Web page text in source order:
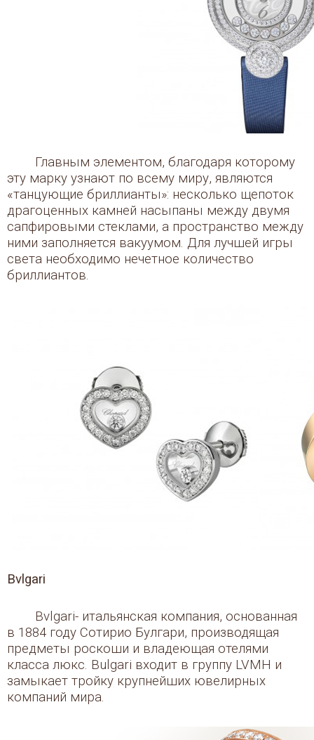
Главным элементом, благодаря которому
эту марку узнают по всему миру, являются
«танцующие бриллианты»: несколько щепоток
драгоценных камней насыпаны между двумя
сапфировыми стеклами, а пространство между
ними заполняется вакуумом. Для лучшей игры
света необходимо нечетное количество
бриллиантов.
Bvlgari
Bvlgari- итальянская компания, основанная
в 1884 году Сотирио Булгари, производящая
предметы роскоши и владеющая отелями
класса люкс. Bulgari входит в группу LVMH и
замыкает тройку крупнейших ювелирных
компаний мира.